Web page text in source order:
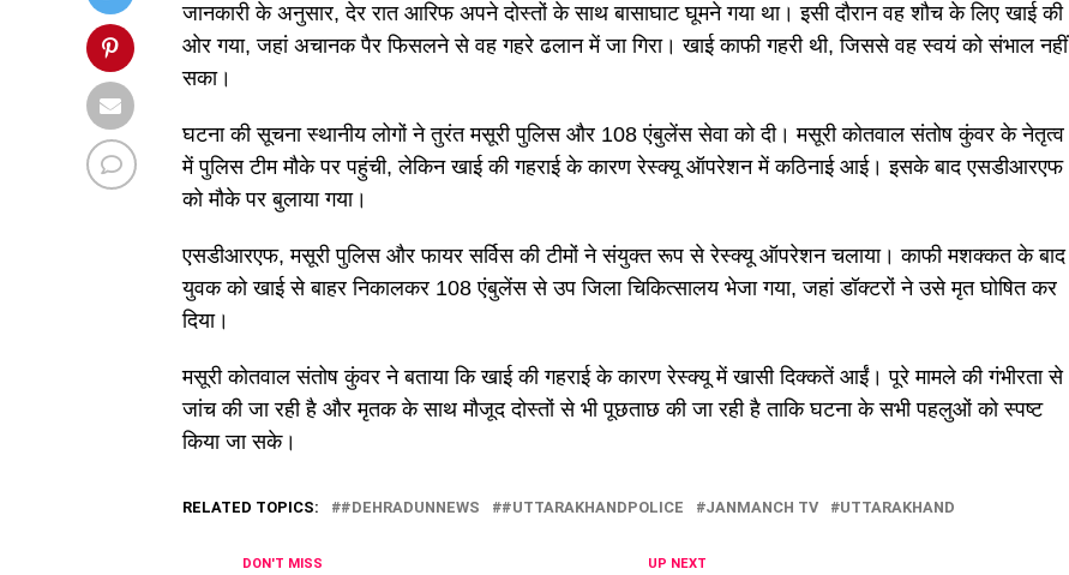
जानकारी के अनुसार, देर रात आरिफ अपने दोस्तों के साथ बासाघाट घूमने गया था। इसी दौरान वह शौच के लिए खाई की
ओर गया, जहां अचानक पैर फिसलने से वह गहरे ढलान में जा गिरा। खाई काफी गहरी थी, जिससे वह स्वयं को संभाल नहीं
सका।
घटना की सूचना स्थानीय लोगों ने तुरंत मसूरी पुलिस और 108 एंबुलेंस सेवा को दी। मसूरी कोतवाल संतोष कुंवर के नेतृत्व
में पुलिस टीम मौके पर पहुंची, लेकिन खाई की गहराई के कारण रेस्क्यू ऑपरेशन में कठिनाई आई। इसके बाद एसडीआरएफ
को मौके पर बुलाया गया।
एसडीआरएफ, मसूरी पुलिस और फायर सर्विस की टीमों ने संयुक्त रूप से रेस्क्यू ऑपरेशन चलाया। काफी मशक्कत के बाद
युवक को खाई से बाहर निकालकर 108 एंबुलेंस से उप जिला चिकित्सालय भेजा गया, जहां डॉक्टरों ने उसे मृत घोषित कर
दिया।
मसूरी कोतवाल संतोष कुंवर ने बताया कि खाई की गहराई के कारण रेस्क्यू में खासी दिक्कतें आईं। पूरे मामले की गंभीरता से
जांच की जा रही है और मृतक के साथ मौजूद दोस्तों से भी पूछताछ की जा रही है ताकि घटना के सभी पहलुओं को स्पष्ट
किया जा सके।
RELATED TOPICS: #DEHRADUNNEWS #UTTARAKHANDPOLICE JANMANCH TV UTTARAKHAND
UP NEXT
DON'T MISS